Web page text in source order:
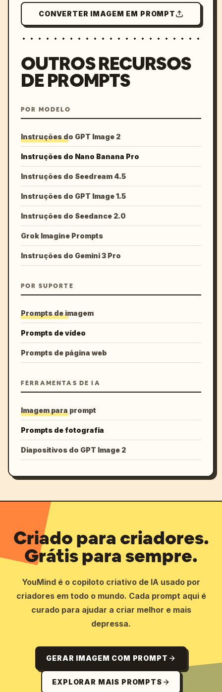
CONVERTER IMAGEM EM PROMPT
OUTROS RECURSOS
DE PROMPTS
POR MODELO
Instruções do GPT Image 2
Instruções do Nano Banana Pro
Instruções do Seedream 4.5
Instruções do GPT Image 1.5
Instruções do Seedance 2.0
Grok Imagine Prompts
Instruções do Gemini 3 Pro
POR SUPORTE
Prompts de imagem
Prompts de vídeo
Prompts de página web
FERRAMENTAS DE IA
Imagem para prompt
Prompts de fotografia
Diapositivos do GPT Image 2
Criado para criadores.
Grátis para sempre.
YouMind é o copiloto criativo de IA usado por
criadores em todo o mundo. Cada prompt aqui é
curado para ajudar a criar melhor e mais
depressa.
GERAR IMAGEM COM PROMPT
EXPLORAR MAIS PROMPTS